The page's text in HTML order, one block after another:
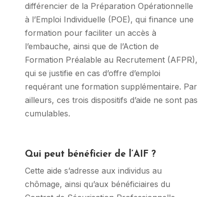
différencier de la Préparation Opérationnelle
à l’Emploi Individuelle (POE), qui finance une
formation pour faciliter un accès à
l’embauche, ainsi que de l’Action de
Formation Préalable au Recrutement (AFPR),
qui se justifie en cas d’offre d’emploi
requérant une formation supplémentaire. Par
ailleurs, ces trois dispositifs d’aide ne sont pas
cumulables.
Qui peut bénéficier de l’AIF ?
Cette aide s’adresse aux individus au
chômage, ainsi qu’aux bénéficiaires du